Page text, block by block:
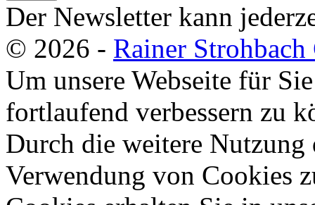
Der Newsletter kann
© 2026 - Rainer
Um unsere Webseite für
fortlaufend verbessern zu
Durch die weitere Nutzung
Verwendung von Cookies